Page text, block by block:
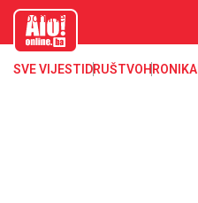
aloonline.b
SVE VIJESTI DRUŠTVOHRONIKA